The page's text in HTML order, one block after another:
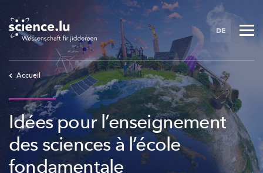
to
main
content
DE
Accueil
Idées pour l’enseignement
des sciences à l’école
fondamentale